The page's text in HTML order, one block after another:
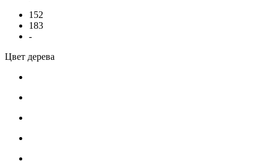
152
183
-
Цвет дерева